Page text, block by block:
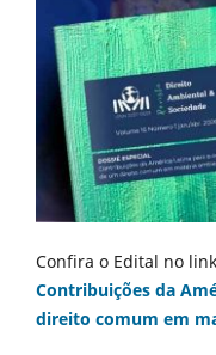
Confira o Edital no
Contribuições da
direito comum em